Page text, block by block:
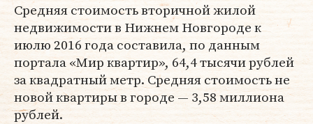
Средняя стоимость вторичной жилой
недвижимости в Нижнем Новгороде к
июлю 2016 года составила, по данным
портала «Мир квартир», 64,4 тысячи рублей
за квадратный метр. Средняя стоимость не
новой квартиры в городе — 3,58 миллиона
рублей.